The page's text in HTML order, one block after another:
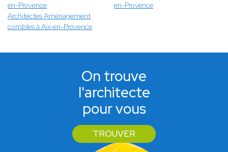
en-Provence
en-Provence
Architectes Aménagement
combles à Aix-en-Provence
On trouve
l'architecte
pour vous
TROUVER